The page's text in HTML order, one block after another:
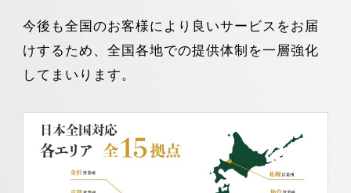
今後も全国のお客様により良いサービスをお届
けするため、全国各地での提供体制を一層強化
してまいります。